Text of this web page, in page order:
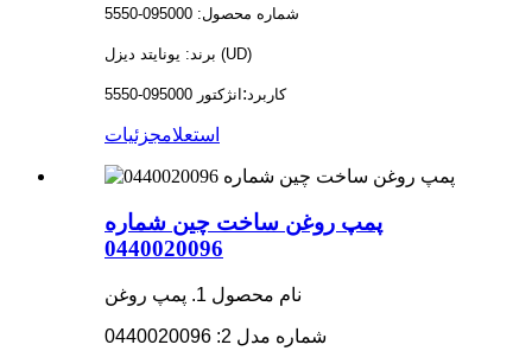
شماره محصول: 095000-5550
برند: یونایتد دیزل (UD)
کاربرد : انژکتور 095000-5550
استعلامجزئیات
پمپ روغن ساخت چین شماره
0440020096
نام محصول 1. پمپ روغن
شماره مدل 2: 0440020096